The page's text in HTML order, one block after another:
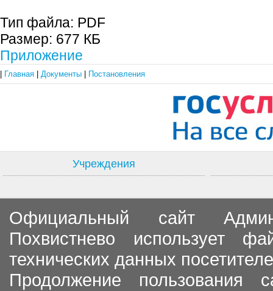
Тип файла: PDF
Размер: 677 КБ
Приложение
Главная Документы Постановления
Учреждения
Официальный сайт
Похвистнево использует
технических данных
Продолжение пользования